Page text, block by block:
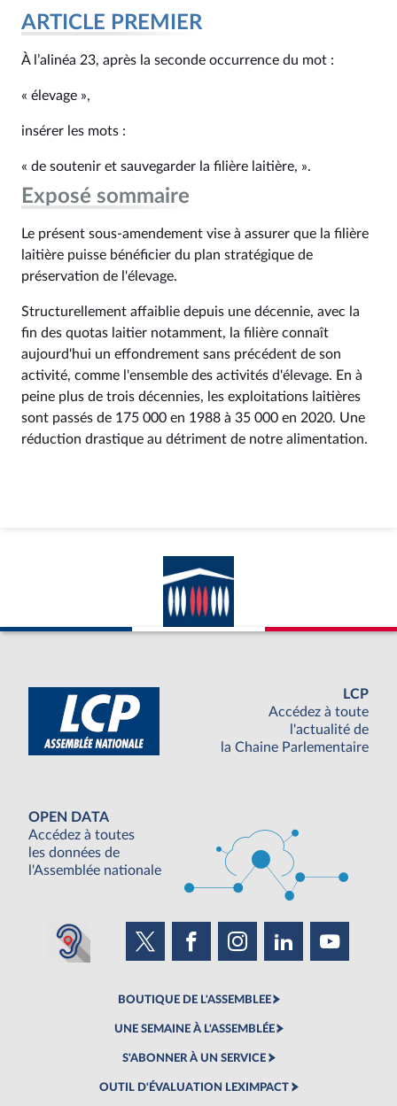
ARTICLE PREMIER
À l’alinéa 23, après la seconde occurrence du mot :
« élevage »,
insérer les mots :
« de soutenir et sauvegarder la filière laitière, ».
Exposé sommaire
Le présent sous-amendement vise à assurer que la filière
laitière puisse bénéficier du plan stratégique de
préservation de l'élevage.
Structurellement affaiblie depuis une décennie, avec la
fin des quotas laitier notamment, la filière connaît
aujourd'hui un effondrement sans précédent de son
activité, comme l'ensemble des activités d'élevage. En à
peine plus de trois décennies, les exploitations laitières
sont passés de 175 000 en 1988 à 35 000 en 2020. Une
réduction drastique au détriment de notre alimentation.
LCP
Accédez à toute
l'actualité de
la Chaine Parlementaire
OPEN DATA
Accédez à toutes
les données de
l'Assemblée nationale
BOUTIQUE DE L'ASSEMBLEE
UNE SEMAINE À L'ASSEMBLÉE
S'ABONNER À UN SERVICE
OUTIL D'ÉVALUATION LEXIMPACT